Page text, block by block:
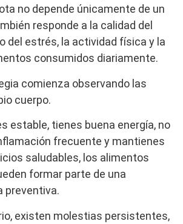
no depende únicamente de un
responde a la calidad del
del estrés, la actividad física y la
consumidos diariamente.
comienza observando las
cuerpo.
estable, tienes buena energía, no
frecuente y mantienes
saludables, los alimentos
formar parte de una
preventiva.
existen molestias persistentes,